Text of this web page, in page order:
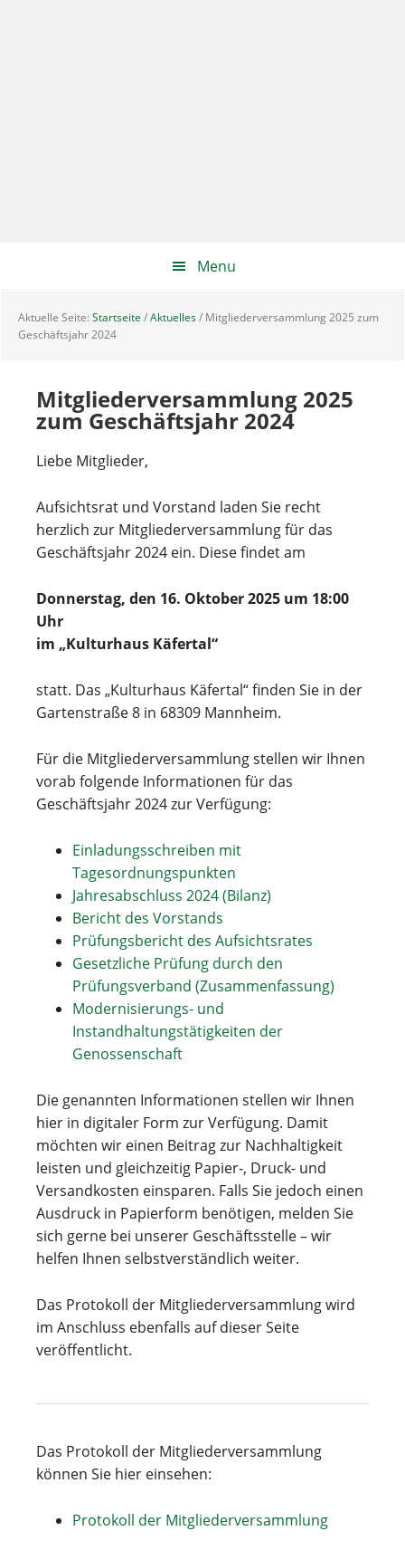
Menu
Aktuelle Seite: Startseite /Aktuelles/ Mitgliederversammlung 2025 zum
Geschäftsjahr 2024
Mitgliederversammlung 2025
zum Geschäftsjahr 2024
Liebe Mitglieder,
Aufsichtsrat und Vorstand laden Sie recht
herzlich zur Mitgliederversammlung für das
Geschäftsjahr 2024 ein. Diese findet am
Donnerstag, den 16. Oktober 2025 um 18:00
Uhr
im „Kulturhaus Käfertal“
statt. Das „Kulturhaus Käfertal“ finden Sie in der
Gartenstraße 8 in 68309 Mannheim.
Für die Mitgliederversammlung stellen wir Ihnen
vorab folgende Informationen für das
Geschäftsjahr 2024 zur Verfügung:
Einladungsschreiben mit
Tagesordnungspunkten
Jahresabschluss 2024 (Bilanz)
Bericht des Vorstands
Prüfungsbericht des Aufsichtsrates
Gesetzliche Prüfung durch den
Prüfungsverband (Zusammenfassung)
Modernisierungs- und
Instandhaltungstätigkeiten der
Genossenschaft
Die genannten Informationen stellen wir Ihnen
hier in digitaler Form zur Verfügung. Damit
möchten wir einen Beitrag zur Nachhaltigkeit
leisten und gleichzeitig Papier-, Druck- und
Versandkosten einsparen. Falls Sie jedoch einen
Ausdruck in Papierform benötigen, melden Sie
sich gerne bei unserer Geschäftsstelle – wir
helfen Ihnen selbstverständlich weiter.
Das Protokoll der Mitgliederversammlung wird
im Anschluss ebenfalls auf dieser Seite
veröffentlicht.
Das Protokoll der Mitgliederversammlung
können Sie hier einsehen:
Protokoll der Mitgliederversammlung